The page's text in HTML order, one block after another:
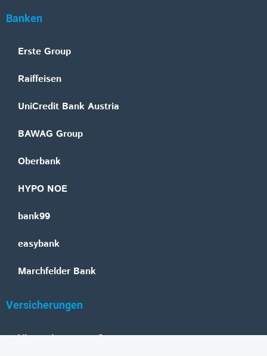
Banken
Erste Group
Raiffeisen
UniCredit Bank Austria
BAWAG Group
Oberbank
HYPO NOE
bank99
easybank
Marchfelder Bank
Versicherungen
Vienna Insurance Group